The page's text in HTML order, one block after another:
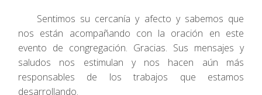
Sentimos su cercanía y afecto y sabemos que
nos están acompañando con la oración en este
evento de congregación. Gracias. Sus mensajes y
saludos nos estimulan y nos hacen aún más
responsables de los trabajos que estamos
desarrollando.